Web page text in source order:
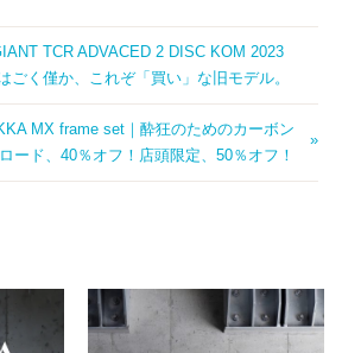
TCR ADVACED 2 DISC KOM 2023
ごく僅か、これぞ「買い」な旧モデル。
MX frame set｜酔狂のためのカーボン
ード、40％オフ！店頭限定、50％オフ！